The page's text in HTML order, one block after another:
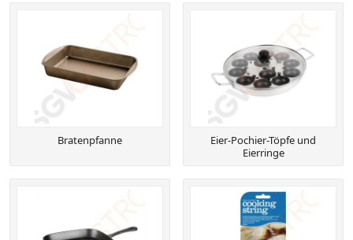
Bratenpfanne
Eier-Pochier-Töpfe und
Eierringe